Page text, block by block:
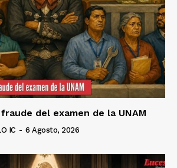
del examen de la UNAM
IC - 6 Agosto, 2026